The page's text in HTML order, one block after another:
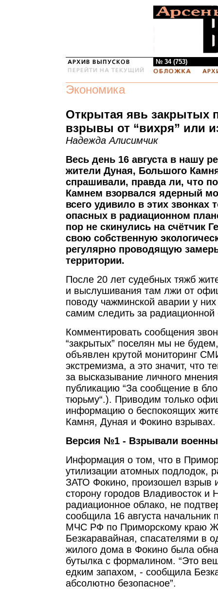
№ 34 (753)
Экономика
Открытая явь закрытых
взрывы от “вихря” или
Надежда Алисимчик
Весь день 16 августа в нашу
жители Дуная, Большого
спрашивали, правда ли, что
Камнем взорвался ядерный
всего удивило в этих звонках
опасных в радиационном
пор не скинулись на счётчик
свою собственную
регулярно проводящую
территории.
После 20 лет судебных тяжб
и выслушивания там лжи от
поводу чажминской аварии у
самим следить за радиационной
Комментировать сообщения
“закрытых” поселян мы не
объявлен крутой мониторинг
экстремизма, а это значит, что
за высказывание личного
публикацию “За сообщение в
тюрьму“.). Приводим только
информацию о беспокоящих
Камня, Дуная и Фокино взрывах.
Версия №1 - Взрывали
Информация о том, что в
утилизации атомных подлодок,
ЗАТО Фокино, произошел взрыв
сторону городов Владивосток и
радиационное облако, не
сообщила 16 августа начальник
МЧС РФ по Приморскому краю
Безкаравайная, спасателями в
жилого дома в Фокино была
бутылка с формалином. “Это
едким запахом, - сообщила
абсолютно безопасное”.